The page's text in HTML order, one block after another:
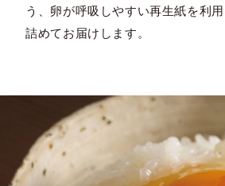
う、卵が呼吸しやすい再生紙を利
詰めてお届けします。